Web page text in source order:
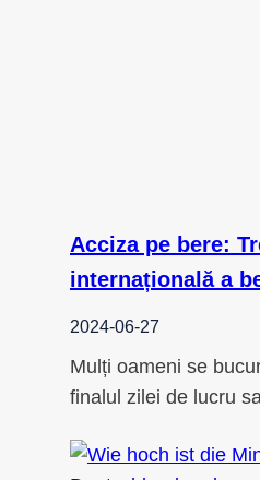
Acciza pe bere:
internațională a
2024-06-27
Mulți oameni se
finalul zilei de lucru